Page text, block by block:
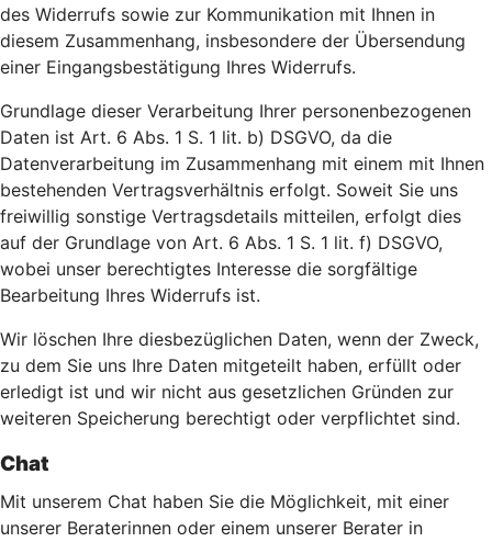
des Widerrufs sowie zur Kommunikation mit Ihnen in
diesem Zusammenhang, insbesondere der Übersendung
einer Eingangsbestätigung Ihres Widerrufs.
Grundlage dieser Verarbeitung Ihrer personenbezogenen
Daten ist Art. 6 Abs. 1 S. 1 lit. b) DSGVO, da die
Datenverarbeitung im Zusammenhang mit einem mit Ihnen
bestehenden Vertragsverhältnis erfolgt. Soweit Sie uns
freiwillig sonstige Vertragsdetails mitteilen, erfolgt dies
auf der Grundlage von Art. 6 Abs. 1 S. 1 lit. f) DSGVO,
wobei unser berechtigtes Interesse die sorgfältige
Bearbeitung Ihres Widerrufs ist.
Wir löschen Ihre diesbezüglichen Daten, wenn der Zweck,
zu dem Sie uns Ihre Daten mitgeteilt haben, erfüllt oder
erledigt ist und wir nicht aus gesetzlichen Gründen zur
weiteren Speicherung berechtigt oder verpflichtet sind.
Chat
Mit unserem Chat haben Sie die Möglichkeit, mit einer
unserer Beraterinnen oder einem unserer Berater in